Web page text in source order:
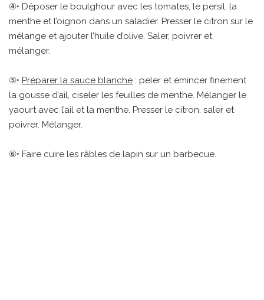
④• Déposer le boulghour avec les tomates, le persil, la
menthe et l’oignon dans un saladier. Presser le citron sur le
mélange et ajouter l’huile d’olive. Saler, poivrer et
mélanger.
⑤• Préparer la sauce blanche : peler et émincer finement
la gousse d’ail, ciseler les feuilles de menthe. Mélanger le
yaourt avec l’ail et la menthe. Presser le citron, saler et
poivrer. Mélanger.
⑥• Faire cuire les râbles de lapin sur un barbecue.